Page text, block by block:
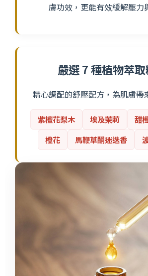
膚功效，更能有效緩解壓力
嚴選 7 種植物萃
精心調配的舒壓配方，為肌膚帶
紫檀花梨木 埃及茉莉 甜
橙花
馬鞭草酮迷迭香